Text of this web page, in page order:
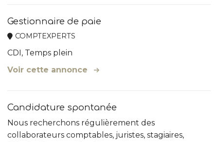
Gestionnaire de paie
COMPTEXPERTS
CDI, Temps plein
Voir cette annonce
Candidature spontanée
Nous recherchons régulièrement des
collaborateurs comptables, juristes, stagiaires,